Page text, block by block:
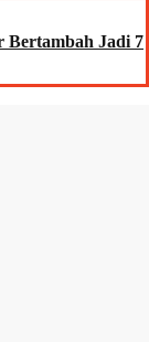
Bertambah Jadi 7